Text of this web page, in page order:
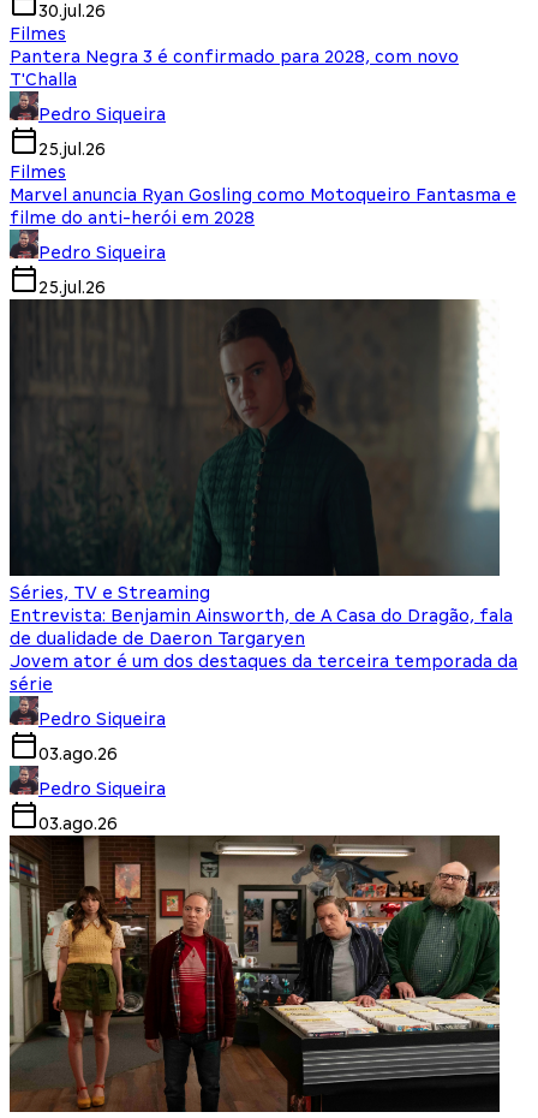
30.jul.26
Filmes
Pantera Negra 3 é confirmado para 2028, com novo
T'Challa
Pedro Siqueira
25.jul.26
Filmes
Marvel anuncia Ryan Gosling como Motoqueiro Fantasma e
filme do anti-herói em 2028
Pedro Siqueira
25.jul.26
Séries, TV e Streaming
Entrevista: Benjamin Ainsworth, de A Casa do Dragão, fala
de dualidade de Daeron Targaryen
Jovem ator é um dos destaques da terceira temporada da
série
Pedro Siqueira
03.ago.26
Pedro Siqueira
03.ago.26